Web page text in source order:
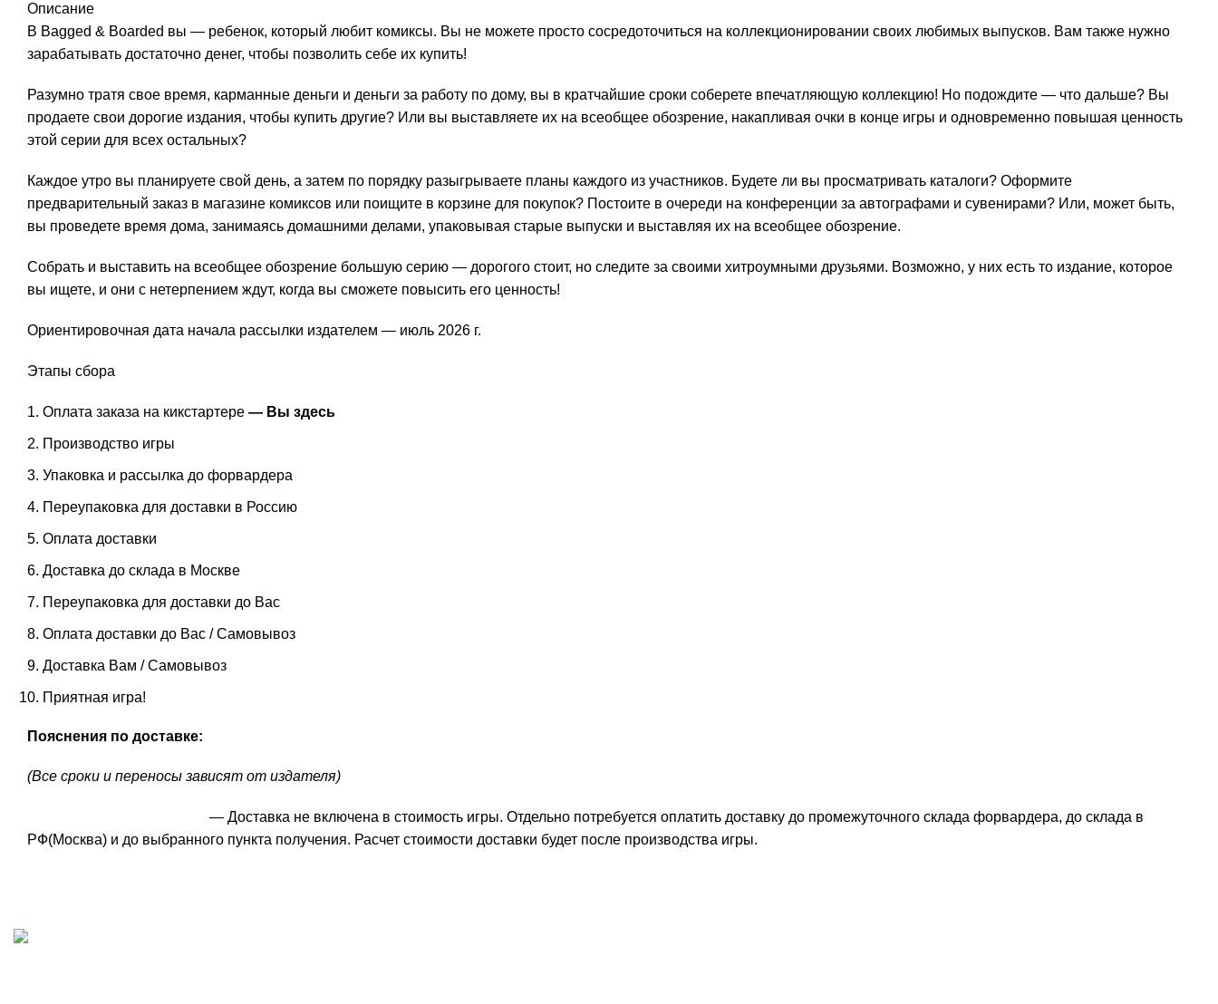
Comic-
Game
Описание
В Bagged & Boarded вы — ребенок, который любит комиксы. Вы не можете просто сосредоточиться на коллекционировании своих любимых выпусков. Вам также нужно
зарабатывать достаточно денег, чтобы позволить себе их купить!
Разумно тратя свое время, карманные деньги и деньги за работу по дому, вы в кратчайшие сроки соберете впечатляющую коллекцию! Но подождите — что дальше? Вы
продаете свои дорогие издания, чтобы купить другие? Или вы выставляете их на всеобщее обозрение, накапливая очки в конце игры и одновременно повышая ценность
этой серии для всех остальных?
Каждое утро вы планируете свой день, а затем по порядку разыгрываете планы каждого из участников. Будете ли вы просматривать каталоги? Оформите
предварительный заказ в магазине комиксов или поищите в корзине для покупок? Постоите в очереди на конференции за автографами и сувенирами? Или, может быть,
вы проведете время дома, занимаясь домашними делами, упаковывая старые выпуски и выставляя их на всеобщее обозрение.
Собрать и выставить на всеобщее обозрение большую серию — дорогого стоит, но следите за своими хитроумными друзьями. Возможно, у них есть то издание, которое
вы ищете, и они с нетерпением ждут, когда вы сможете повысить его ценность!
Ориентировочная дата начала рассылки издателем — июль 2026 г.
Этапы сбора
Оплата заказа на кикстартере — Вы здесь
Производство игры
Упаковка и рассылка до форвардера
Переупаковка для доставки в Россию
Оплата доставки
Доставка до склада в Москве
Переупаковка для доставки до Вас
Оплата доставки до Вас / Самовывоз
Доставка Вам / Самовывоз
Приятная игра!
Пояснения по доставке:
(Все сроки и переносы зависят от издателя)
— Доставка не включена в стоимость игры. Отдельно потребуется оплатить доставку до промежуточного склада форвардера, до склада в
РФ(Москва) и до выбранного пункта получения. Расчет стоимости доставки будет после производства игры.